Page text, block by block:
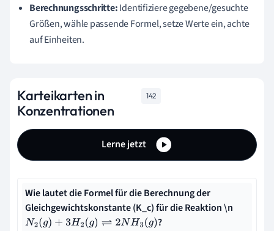
Berechnungsschritte:Identifiziere gegebene/gesuchte
Größen, wähle passende Formel, setze Werte ein, achte
auf Einheiten.
Karteikarten in
Konzentrationen
142
Lerne jetzt
Wie lautet die Formel für die Berechnung der
Gleichgewichtskonstante (K_c) für die Reaktion \n
N2(g)+ 3H 2(g)⇌2N H3( g)
?